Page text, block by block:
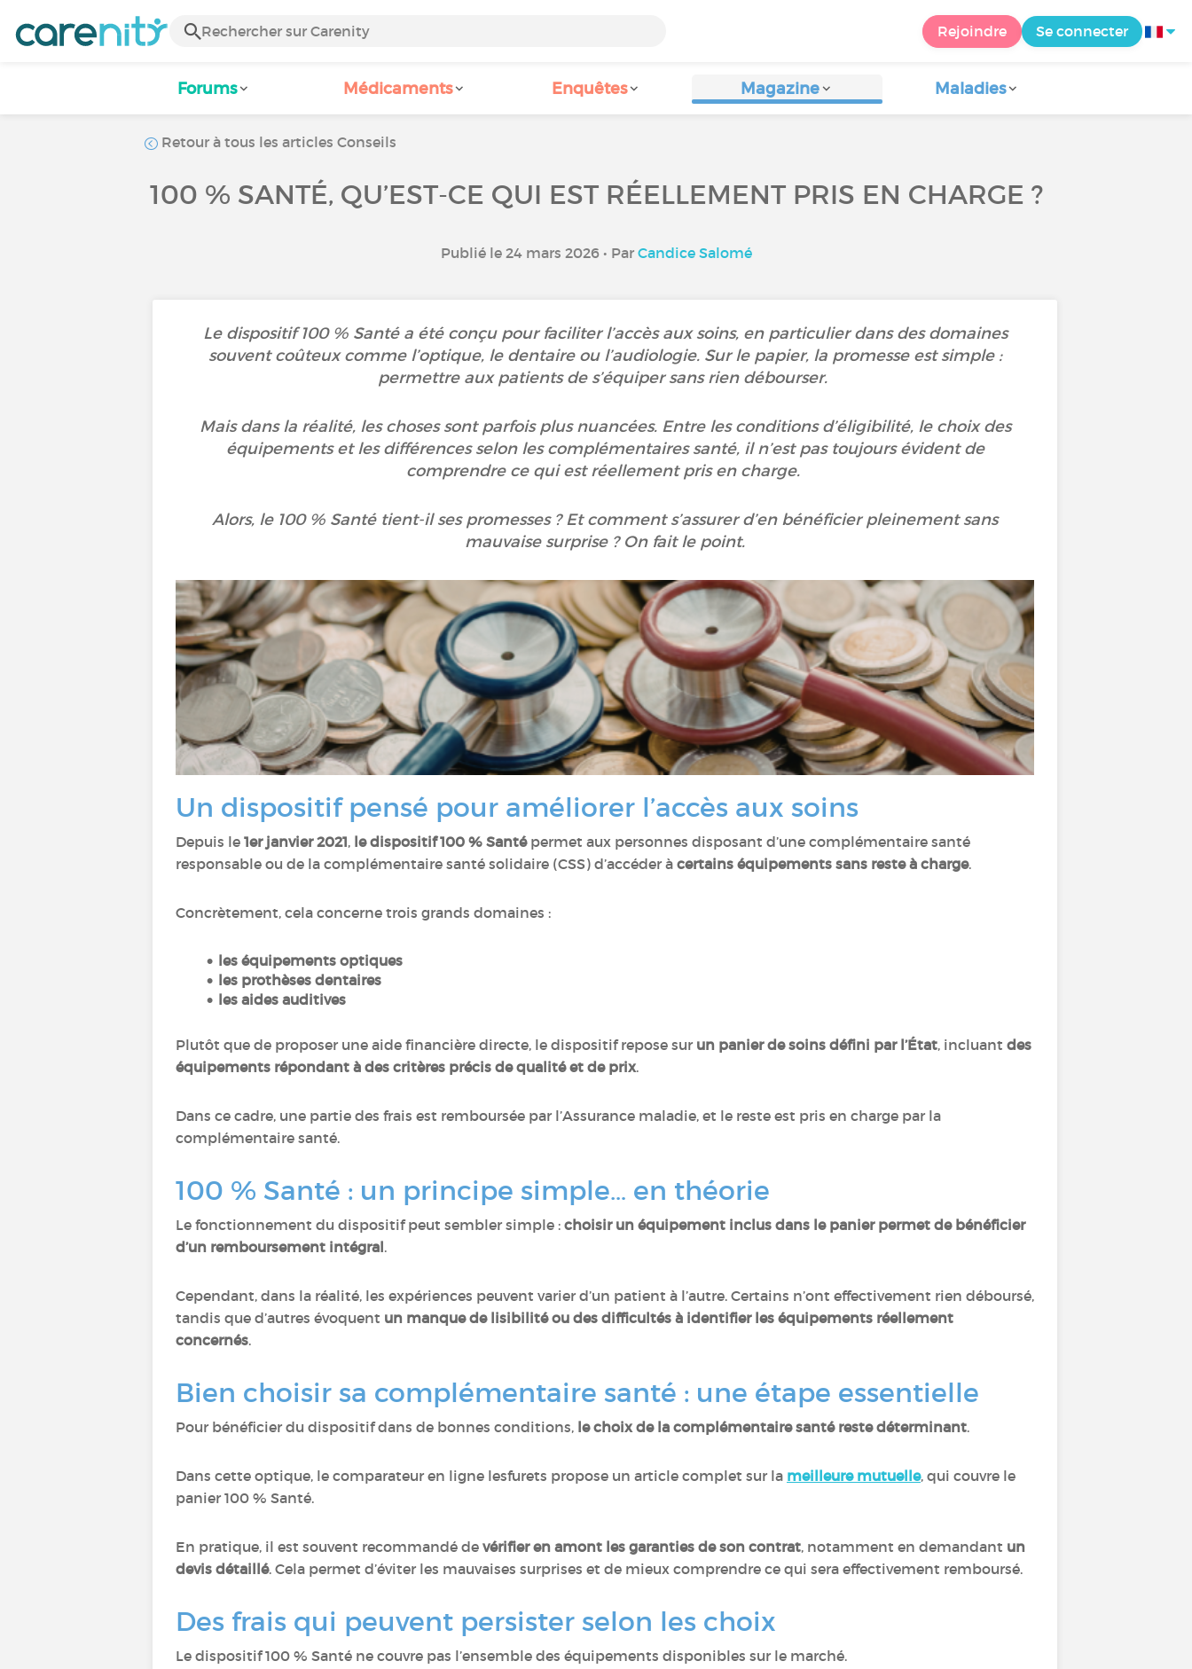
Rejoindre Se connecter
Forums Médicaments Enquêtes Magazine Maladies
Retour à tous les articles Conseils
100 % SANTÉ, QU’EST-CE QUI EST RÉELLEMENT PRIS EN CHARGE ?
Publié le 24 mars 2026 • Par Candice Salomé
Le dispositif 100 % Santé a été conçu pour faciliter l’accès aux soins, en particulier dans des domaines
souvent coûteux comme l’optique, le dentaire ou l’audiologie. Sur le papier, la promesse est simple :
permettre aux patients de s’équiper sans rien débourser.
Mais dans la réalité, les choses sont parfois plus nuancées. Entre les conditions d’éligibilité, le choix des
équipements et les différences selon les complémentaires santé, il n’est pas toujours évident de
comprendre ce qui est réellement pris en charge.
Alors, le 100 % Santé tient-il ses promesses ? Et comment s’assurer d’en bénéficier pleinement sans
mauvaise surprise ? On fait le point.
Un dispositif pensé pour améliorer l’accès aux soins
Depuis le 1er janvier 2021, le dispositif 100 % Santépermet aux personnes disposant d’une complémentaire santé
responsable ou de la complémentaire santé solidaire (CSS) d’accéder à certains équipements sans reste à charge.
Concrètement, cela concerne trois grands domaines :
les équipements optiques
les prothèses dentaires
les aides auditives
Plutôt que de proposer une aide financière directe, le dispositif repose sur un panier de soins défini par l’État, incluant des
équipements répondant à des critères précis de qualité et de prix.
Dans ce cadre, une partie des frais est remboursée par l’Assurance maladie, et le reste est pris en charge par la
complémentaire santé.
100 % Santé : un principe simple… en théorie
Le fonctionnement du dispositif peut sembler simple : choisir un équipement inclus dans le panier permet de bénéficier
d’un remboursement intégral.
Cependant, dans la réalité, les expériences peuvent varier d’un patient à l’autre. Certains n’ont effectivement rien déboursé,
tandis que d’autres évoquent un manque de lisibilité ou des difficultés à identifier les équipements réellement
concernés.
Bien choisir sa complémentaire santé : une étape essentielle
Pour bénéficier du dispositif dans de bonnes conditions, le choix de la complémentaire santé reste déterminant.
Dans cette optique, le comparateur en ligne lesfurets propose un article complet sur la meilleure mutuelle, qui couvre le
panier 100 % Santé.
En pratique, il est souvent recommandé de vérifier en amont les garanties de son contrat, notamment en demandant un
devis détaillé. Cela permet d’éviter les mauvaises surprises et de mieux comprendre ce qui sera effectivement remboursé.
Des frais qui peuvent persister selon les choix
Le dispositif 100 % Santé ne couvre pas l’ensemble des équipements disponibles sur le marché.